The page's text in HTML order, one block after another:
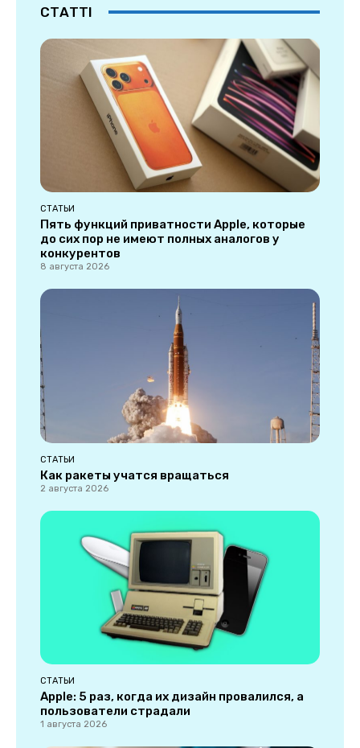
СТАТТІ
СТАТЬИ
Пять функций приватности Apple, которые
до сих пор не имеют полных аналогов у
конкурентов
8 августа 2026
СТАТЬИ
Как ракеты учатся вращаться
2 августа 2026
СТАТЬИ
Apple: 5 раз, когда их дизайн провалился, а
пользователи страдали
1 августа 2026